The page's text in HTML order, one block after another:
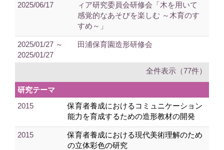
2025/06/17
ィア研究委員会研修会「木を用いて
感覚的なあそびを楽しむ ～木育のす
すめ～」
2025/01/27 ～
2025/01/27
田浦保育園造形研修会
全件表示（77件）
研究テーマ
2015
保育者養成におけるコミュニケーション
能力を育成するための造形教材の開発
2015
保育者養成における現代美術理解のため
の立体彩色の研究